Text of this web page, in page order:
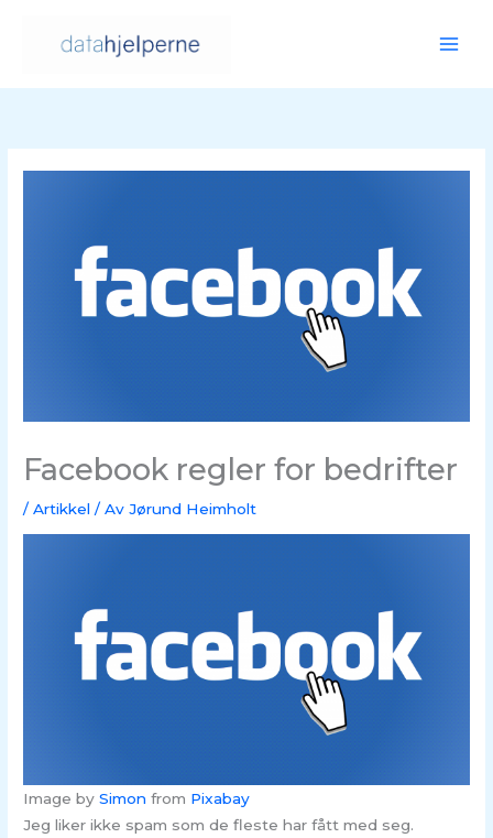
innholdet
Facebook regler for bedrifter
/Artikkel / Av Jørund Heimholt
Image bySimon from Pixabay
Jeg liker ikke spam som de fleste har fått med seg.